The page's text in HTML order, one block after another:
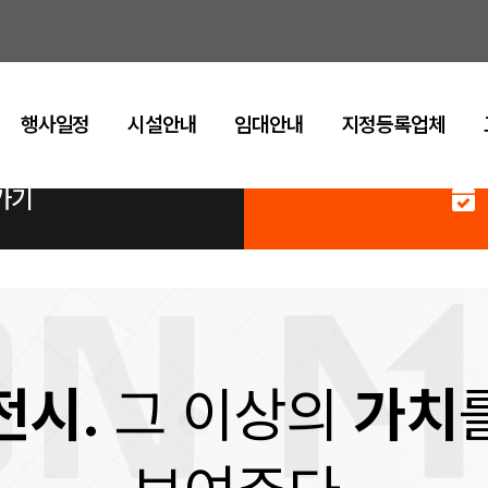
행사일정 시설안내 임대안내 지정등록업체
기
시. 그 이상의 가치